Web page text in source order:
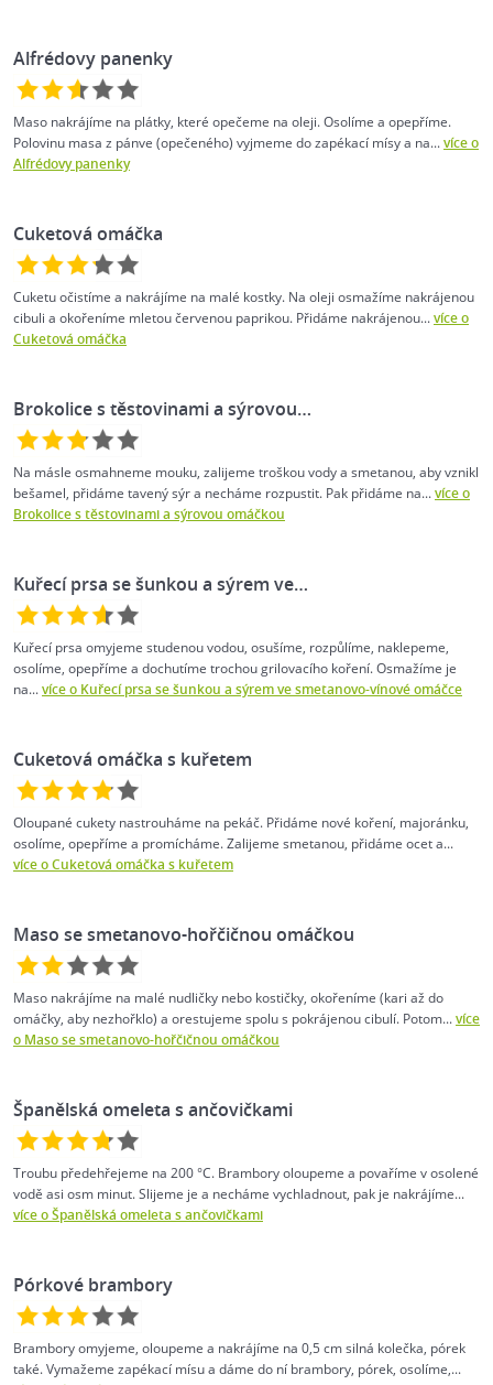
Alfrédovy panenky
Maso nakrájíme na plátky, které opečeme na oleji. Osolíme a opepříme.
Polovinu masa z pánve (opečeného) vyjmeme do zapékací mísy a na...více o
Alfrédovy panenky
Cuketová omáčka
Cuketu očistíme a nakrájíme na malé kostky. Na oleji osmažíme nakrájenou
cibuli a okořeníme mletou červenou paprikou. Přidáme nakrájenou...více o
Cuketová omáčka
Brokolice s těstovinami a sýrovou…
Na másle osmahneme mouku, zalijeme troškou vody a smetanou, aby vznikl
bešamel, přidáme tavený sýr a necháme rozpustit. Pak přidáme na...více o
Brokolice s těstovinami a sýrovou omáčkou
Kuřecí prsa se šunkou a sýrem ve…
Kuřecí prsa omyjeme studenou vodou, osušíme, rozpůlíme, naklepeme,
osolíme, opepříme a dochutíme trochou grilovacího koření. Osmažíme je
na...více o Kuřecí prsa se šunkou a sýrem ve smetanovo-vínové omáčce
Cuketová omáčka s kuřetem
Oloupané cukety nastrouháme na pekáč. Přidáme nové koření, majoránku,
osolíme, opepříme a promícháme. Zalijeme smetanou, přidáme ocet a...
více o Cuketová omáčka s kuřetem
Maso se smetanovo-hořčičnou omáčkou
Maso nakrájíme na malé nudličky nebo kostičky, okořeníme (kari až do
omáčky, aby nezhořklo) a orestujeme spolu s pokrájenou cibulí. Potom...více
o Maso se smetanovo-hořčičnou omáčkou
Španělská omeleta s ančovičkami
Troubu předehřejeme na 200 °C. Brambory oloupeme a povaříme v osolené
vodě asi osm minut. Slijeme je a necháme vychladnout, pak je nakrájíme...
více o Španělská omeleta s ančovičkami
Pórkové brambory
Brambory omyjeme, oloupeme a nakrájíme na 0,5 cm silná kolečka, pórek
také. Vymažeme zapékací mísu a dáme do ní brambory, pórek, osolíme,...